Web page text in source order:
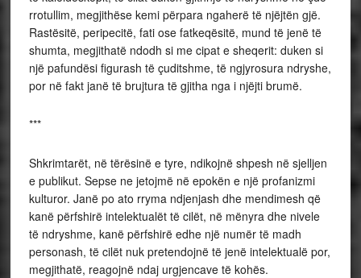
rrotullim, megjithëse kemi përpara ngaherë të njëjtën gjë.
Rastësitë, peripecitë, fati ose fatkeqësitë, mund të jenë të
shumta, megjithatë ndodh si me cipat e sheqerit: duken si
një pafundësi figurash të çuditshme, të ngjyrosura ndryshe,
por në fakt janë të brujtura të gjitha nga i njëjti brumë.
***
Shkrimtarët, në tërësinë e tyre, ndikojnë shpesh në sjelljen
e publikut. Sepse ne jetojmë në epokën e një profanizmi
kulturor. Janë po ato rryma ndjenjash dhe mendimesh që
kanë përfshirë intelektualët të cilët, në mënyra dhe nivele
të ndryshme, kanë përfshirë edhe një numër të madh
personash, të cilët nuk pretendojnë të jenë intelektualë por,
megjithatë, reagojnë ndaj urgjencave të kohës.